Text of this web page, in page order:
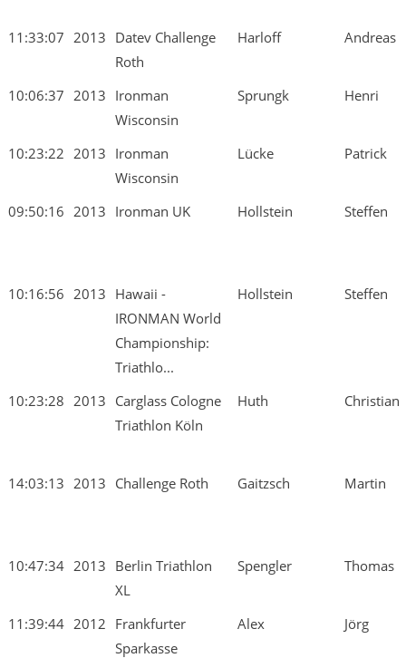
11:33:07 2013 Datev Challenge
Roth
Harloff Andreas
10:06:37 2013 Ironman
Wisconsin
Sprungk Henri
10:23:22 2013 Ironman
Wisconsin
Lücke Patrick
09:50:16 2013 Ironman UK Hollstein Steffen
10:16:56 2013 Hawaii -
IRONMAN World
Championship:
Triathlo...
Hollstein Steffen
10:23:28 2013 Carglass Cologne
Triathlon Köln
Huth Christian
14:03:13 2013 Challenge Roth Gaitzsch Martin
10:47:34 2013 Berlin Triathlon
XL
Spengler Thomas
11:39:44 2012 Frankfurter
Sparkasse
Alex Jörg